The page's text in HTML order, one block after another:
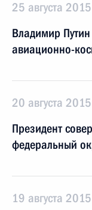
25 августа
Владимир
авиационно-
20 августа
Президент
федеральный
19 августа